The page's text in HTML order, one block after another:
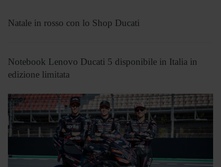
Natale in rosso con lo Shop Ducati
Notebook Lenovo Ducati 5 disponibile in Italia in
edizione limitata